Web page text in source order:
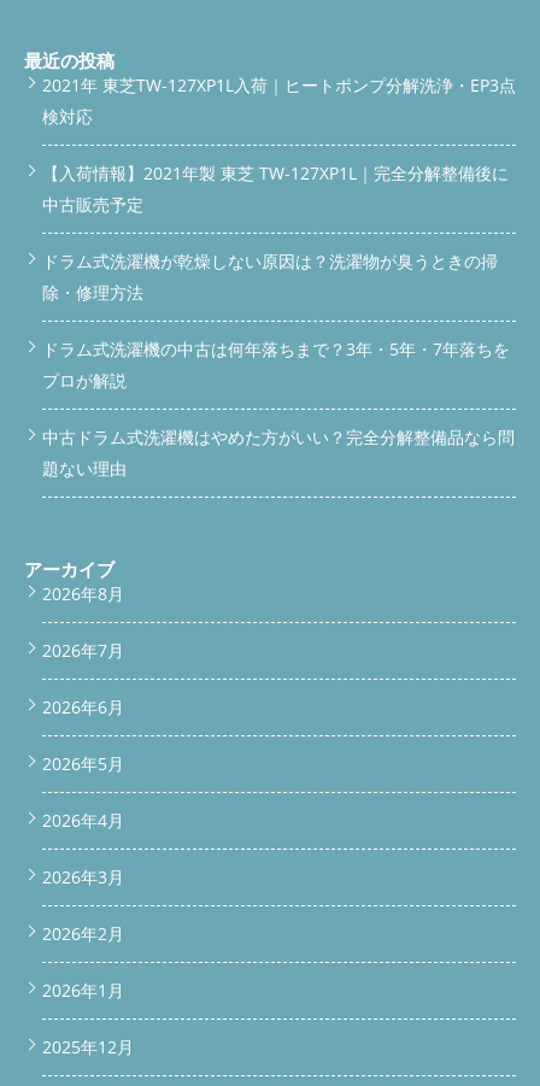
最近の投稿
2021年 東芝TW-127XP1L入荷｜ヒートポンプ分解洗浄・EP3点
検対応
【入荷情報】2021年製 東芝 TW-127XP1L｜完全分解整備後に
中古販売予定
ドラム式洗濯機が乾燥しない原因は？洗濯物が臭うときの掃
除・修理方法
ドラム式洗濯機の中古は何年落ちまで？3年・5年・7年落ちを
プロが解説
中古ドラム式洗濯機はやめた方がいい？完全分解整備品なら問
題ない理由
アーカイブ
2026年8月
2026年7月
2026年6月
2026年5月
2026年4月
2026年3月
2026年2月
2026年1月
2025年12月